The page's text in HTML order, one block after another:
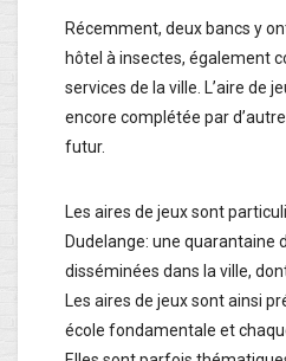
Récemment, deux bancs y
hôtel à insectes, également
services de la ville. L’aire de
encore complétée par
futur.
Les aires de jeux sont
Dudelange: une quarantaine
disséminées dans la ville,
Les aires de jeux sont ainsi
école fondamentale et